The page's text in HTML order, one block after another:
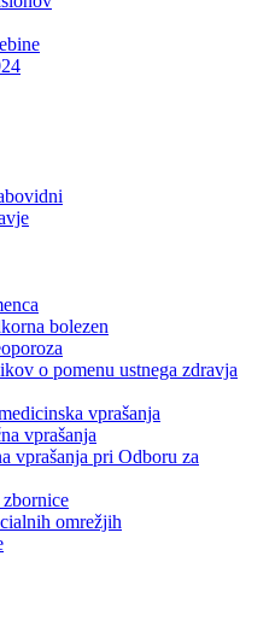
bolezen
o pomenu ustnega zdravja
vprašanja
vprašanja
vprašanja pri Odboru za
omrežjih